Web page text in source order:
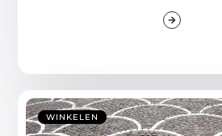
WINKELEN